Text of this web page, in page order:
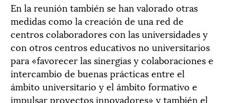
En la reunión también se han valorado otras
medidas como la creación de una red de
centros colaboradores con las universidades y
con otros centros educativos no universitarios
para «favorecer las sinergias y colaboraciones e
intercambio de buenas prácticas entre el
ámbito universitario y el ámbito formativo e
impulsar proyectos innovadores» y también el